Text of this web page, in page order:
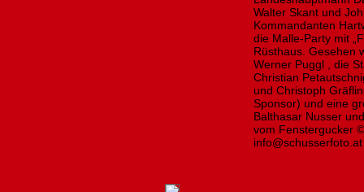
Walter Skant und
Kommandanten
die Malle-Party mit
Rüsthaus. Gesehen
Werner Puggl , die
Christian
und Christoph
Sponsor) und eine
Balthasar Nusser
vom Fenstergucker